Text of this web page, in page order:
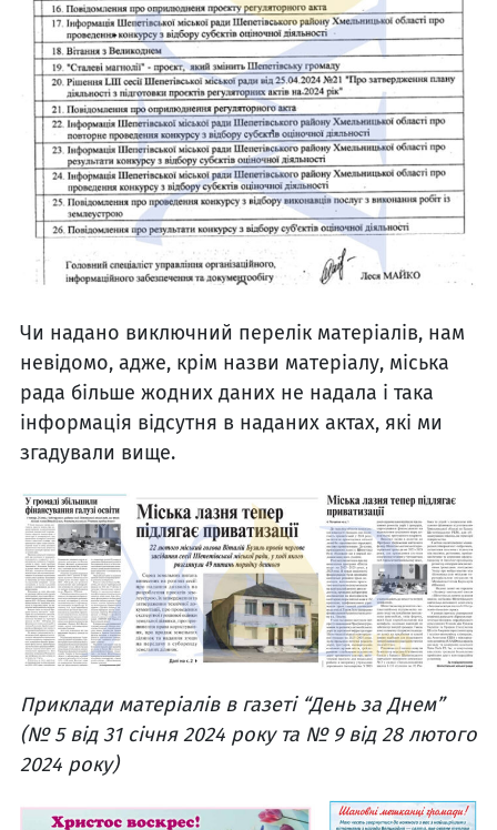
Чи надано виключний перелік матеріалів, нам
невідомо, адже, крім назви матеріалу, міська
рада більше жодних даних не надала і така
інформація відсутня в наданих актах, які ми
згадували вище.
Приклади матеріалів в газеті “День за Днем”
(№ 5 від 31 січня 2024 року та № 9 від 28 лютого
2024 року)